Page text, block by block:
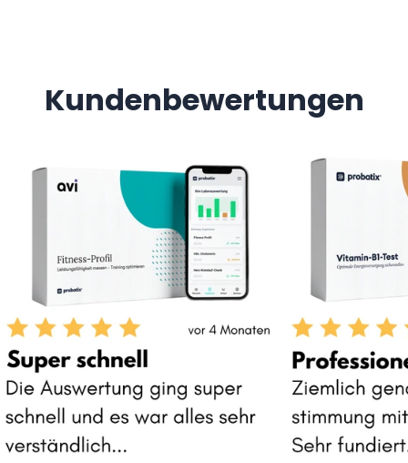
Kundenbewertungen